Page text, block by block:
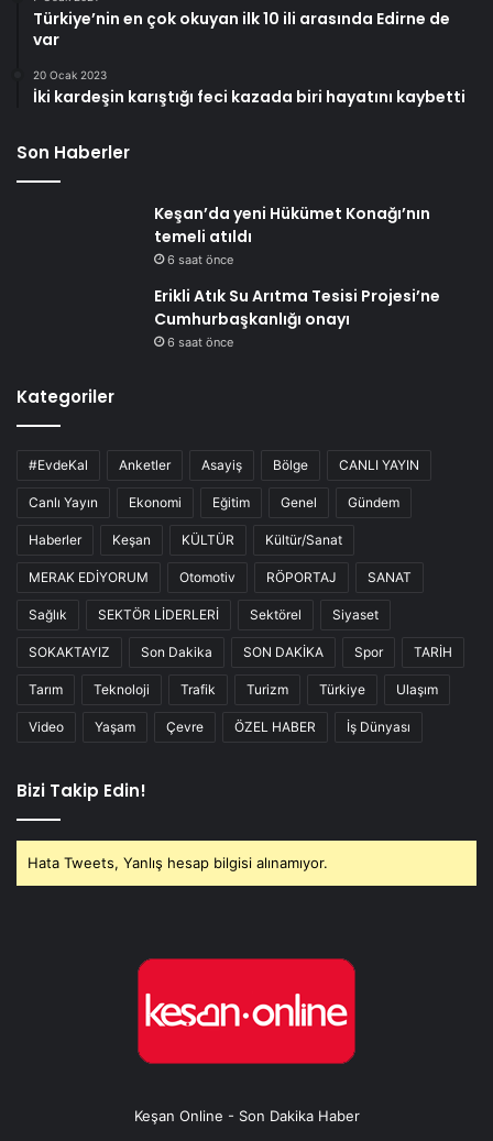
Türkiye’nin en çok okuyan ilk 10 ili arasında Edirne de
var
20 Ocak 2023
İki kardeşin karıştığı feci kazada biri hayatını kaybetti
Son Haberler
Keşan’da yeni Hükümet Konağı’nın
temeli atıldı
6 saat önce
Erikli Atık Su Arıtma Tesisi Projesi’ne
Cumhurbaşkanlığı onayı
6 saat önce
Kategoriler
#EvdeKal Anketler Asayiş Bölge CANLI YAYIN
Canlı Yayın Ekonomi Eğitim Genel Gündem
Haberler Keşan KÜLTÜR Kültür/Sanat
MERAK EDİYORUM Otomotiv RÖPORTAJ SANAT
Sağlık SEKTÖR LİDERLERİ Sektörel Siyaset
SOKAKTAYIZ Son Dakika SON DAKİKA Spor TARİH
Tarım Teknoloji Trafik Turizm Türkiye Ulaşım
Video Yaşam Çevre ÖZEL HABER İş Dünyası
Bizi Takip Edin!
Hata Tweets, Yanlış hesap bilgisi alınamıyor.
Keşan Online - Son Dakika Haber